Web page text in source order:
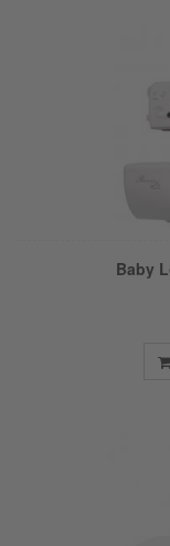
Baby